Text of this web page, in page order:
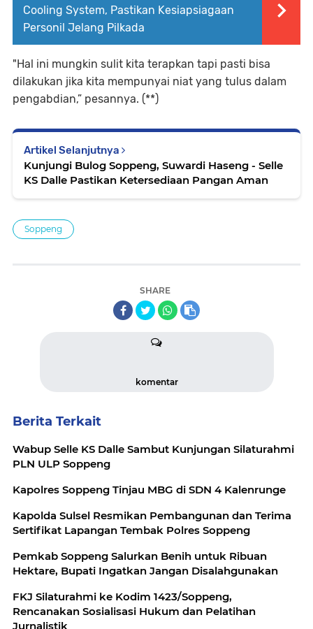
Cooling System, Pastikan Kesiapsiagaan
Personil Jelang Pilkada
"Hal ini mungkin sulit kita terapkan tapi pasti bisa
dilakukan jika kita mempunyai niat yang tulus dalam
pengabdian,” pesannya. (**)
Artikel Selanjutnya
Kunjungi Bulog Soppeng, Suwardi Haseng - Selle
KS Dalle Pastikan Ketersediaan Pangan Aman
Soppeng
SHARE
komentar
Berita Terkait
Wabup Selle KS Dalle Sambut Kunjungan Silaturahmi
PLN ULP Soppeng
Kapolres Soppeng Tinjau MBG di SDN 4 Kalenrunge
Kapolda Sulsel Resmikan Pembangunan dan Terima
Sertifikat Lapangan Tembak Polres Soppeng
Pemkab Soppeng Salurkan Benih untuk Ribuan
Hektare, Bupati Ingatkan Jangan Disalahgunakan
FKJ Silaturahmi ke Kodim 1423/Soppeng,
Rencanakan Sosialisasi Hukum dan Pelatihan
Jurnalistik